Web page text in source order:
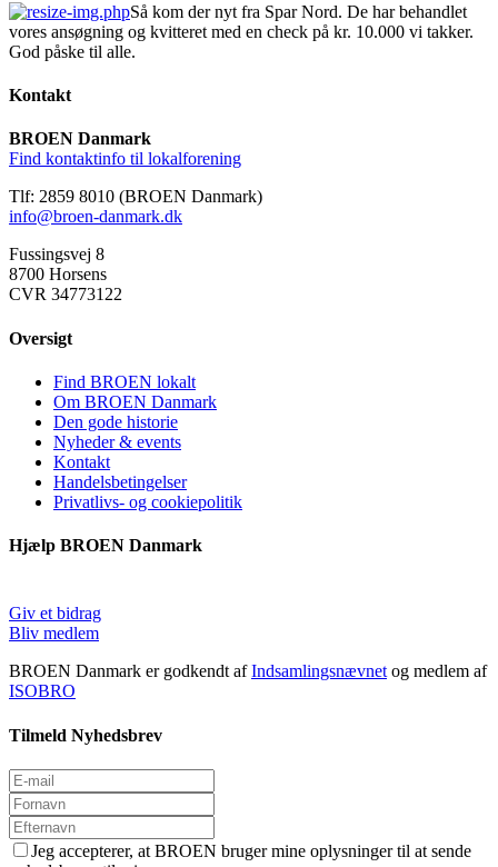
Så kom der nyt fra Spar Nord. De har behandlet
vores ansøgning og kvitteret med en check på kr. 10.000 vi takker.
God påske til alle.
Kontakt
BROEN Danmark
Find kontaktinfo til lokalforening
Tlf: 2859 8010 (BROEN Danmark)
info@broen-danmark.dk
Fussingsvej 8
8700 Horsens
CVR 34773122
Oversigt
Find BROEN lokalt
Om BROEN Danmark
Den gode historie
Nyheder & events
Kontakt
Handelsbetingelser
Privatlivs- og cookiepolitik
Hjælp BROEN Danmark
Giv et bidrag
Bliv medlem
BROEN Danmark er godkendt afIndsamlingsnævnetog medlem af
ISOBRO
Tilmeld Nyhedsbrev
Jeg accepterer, at BROEN bruger mine oplysninger til at sende